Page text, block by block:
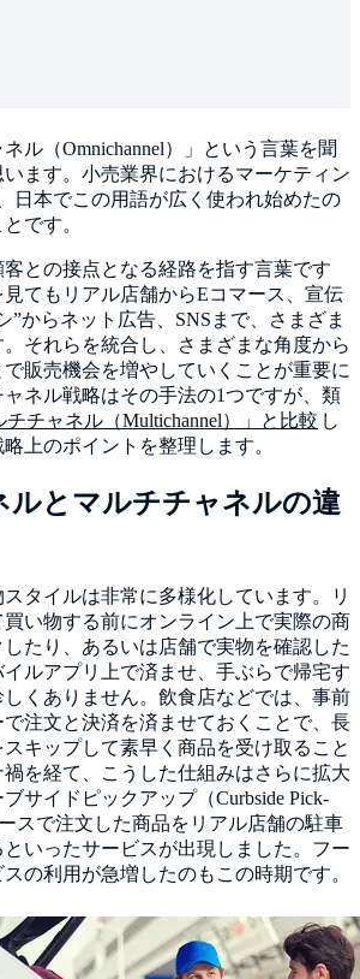
ル（Omnichannel）」という言葉を聞
います。小売業界におけるマーケティン
日本でこの用語が広く使われ始めたの
です。
客との接点となる経路を指す言葉です
てもリアル店舗からEコマース、宣伝
”からネット広告、SNSまで、さまざま
それらを統合し、さまざまな角度から
販売機会を増やしていくことが重要に
ネル戦略はその手法の1つですが、類
チチャネル（Multichannel）」と比較 し
上のポイントを整理します。
ルとマルチチャネルの違
タイルは非常に多様化しています。リ
い物する前にオンライン上で実際の商
たり、あるいは店舗で実物を確認した
ルアプリ上で済ませ、手ぶらで帰宅す
くありません。飲食店などでは、事前
注文と決済を済ませておくことで、長
キップして素早く商品を受け取ること
を経て、こうした仕組みはさらに拡大
サイドピックアップ（Curbside Pick-
スで注文した商品をリアル店舗の駐車
いったサービスが出現しました。フー
の利用が急増したのもこの時期です。